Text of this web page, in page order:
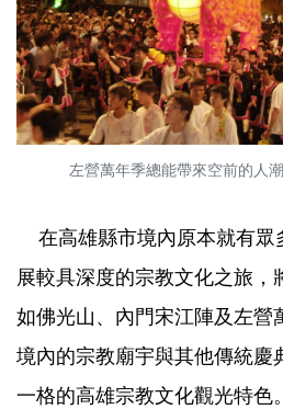
左營萬年季總能帶來空前的人
在高雄縣市境內原本就有眾
展較具深度的宗教文化之旅，
如佛光山、內門宋江陣及左營
境內的宗教廟宇與其他傳統慶
一格的高雄宗教文化觀光特色。